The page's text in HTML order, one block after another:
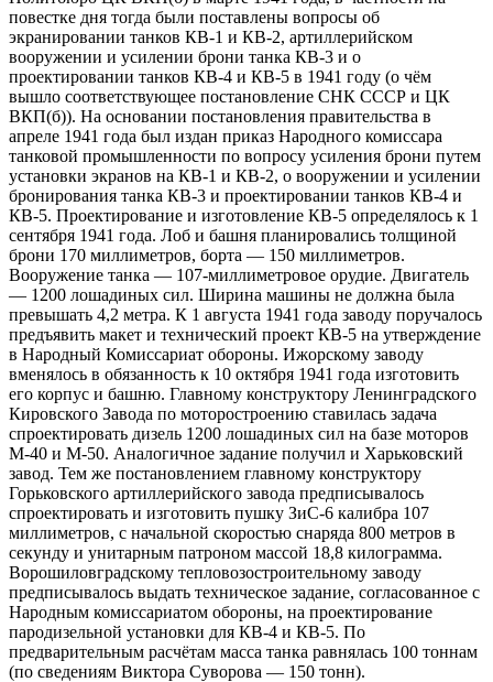
повестке дня тогда были поставлены вопросы об
экранировании танков КВ-1 и КВ-2, артиллерийском
вооружении и усилении брони танка КВ-3 и о
проектировании танков КВ-4 и КВ-5 в 1941 году (о чём
вышло соответствующее постановление СНК СССР и ЦК
ВКП(б)). На основании постановления правительства в
апреле 1941 года был издан приказ Народного комиссара
танковой промышленности по вопросу усиления брони путем
установки экранов на КВ-1 и КВ-2, о вооружении и усилении
бронирования танка КВ-3 и проектировании танков КВ-4 и
КВ-5. Проектирование и изготовление КВ-5 определялось к 1
сентября 1941 года. Лоб и башня планировались толщиной
брони 170 миллиметров, борта — 150 миллиметров.
Вооружение танка — 107-миллиметровое орудие. Двигатель
— 1200 лошадиных сил. Ширина машины не должна была
превышать 4,2 метра. К 1 августа 1941 года заводу поручалось
предъявить макет и технический проект КВ-5 на утверждение
в Народный Комиссариат обороны. Ижорскому заводу
вменялось в обязанность к 10 октября 1941 года изготовить
его корпус и башню. Главному конструктору Ленинградского
Кировского Завода по моторостроению ставилась задача
спроектировать дизель 1200 лошадиных сил на базе моторов
М-40 и М-50. Аналогичное задание получил и Харьковский
завод. Тем же постановлением главному конструктору
Горьковского артиллерийского завода предписывалось
спроектировать и изготовить пушку ЗиС-6 калибра 107
миллиметров, с начальной скоростью снаряда 800 метров в
секунду и унитарным патроном массой 18,8 килограмма.
Ворошиловградскому тепловозостроительному заводу
предписывалось выдать техническое задание, согласованное с
Народным комиссариатом обороны, на проектирование
пародизельной установки для КВ-4 и КВ-5. По
предварительным расчётам масса танка равнялась 100 тоннам
(по сведениям Виктора Суворова — 150 тонн).